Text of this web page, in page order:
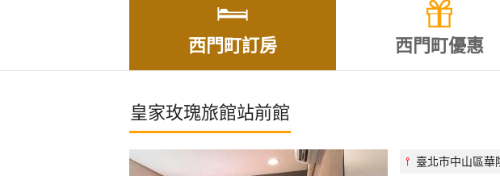
西門町訂房 西門町優惠
皇家玫瑰旅館站前館
⫯ 臺北市中山區